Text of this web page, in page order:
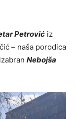
Petrović iz
– naša porodica
Nebojša